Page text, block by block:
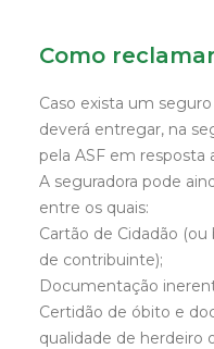
Como
Caso exista um
deverá entregar, na
pela ASF em
A seguradora pode
entre os quais:
Cartão de Cidadão
de contribuinte);
Documentação
Certidão de óbito e
qualidade de herdeiro